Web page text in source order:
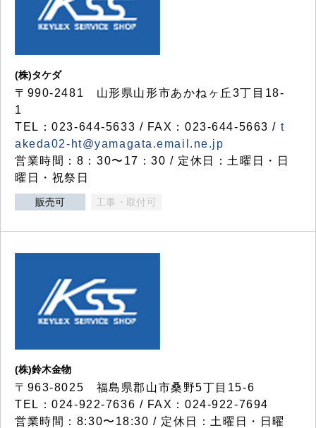
(株)タケダ
〒990-2481 山形県山形市あかねヶ丘3丁目18-
1
TEL：023-644-5633 / FAX：023-644-5663 / t
akeda02-ht@yamagata.email.ne.jp
営業時間：8：30〜17：30 / 定休日：土曜日・日
曜日・祝祭日
販売可 工事・取付可
(株)鈴木金物
〒963-8025 福島県郡山市桑野5丁目15-6
TEL：024-922-7636 / FAX：024-922-7694
営業時間：8:30〜18:30 / 定休日：土曜日・日曜